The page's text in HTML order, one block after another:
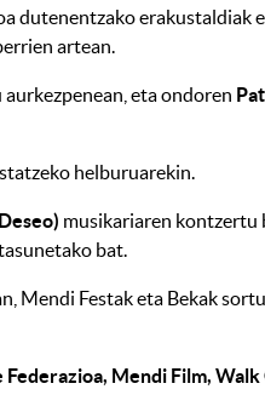
dutenentzako
artean.
eta ondoren
helburuarekin.
musikariaren kontzertu
bat.
Mendi Festak eta Bekak
Federazioa, Mendi Film,